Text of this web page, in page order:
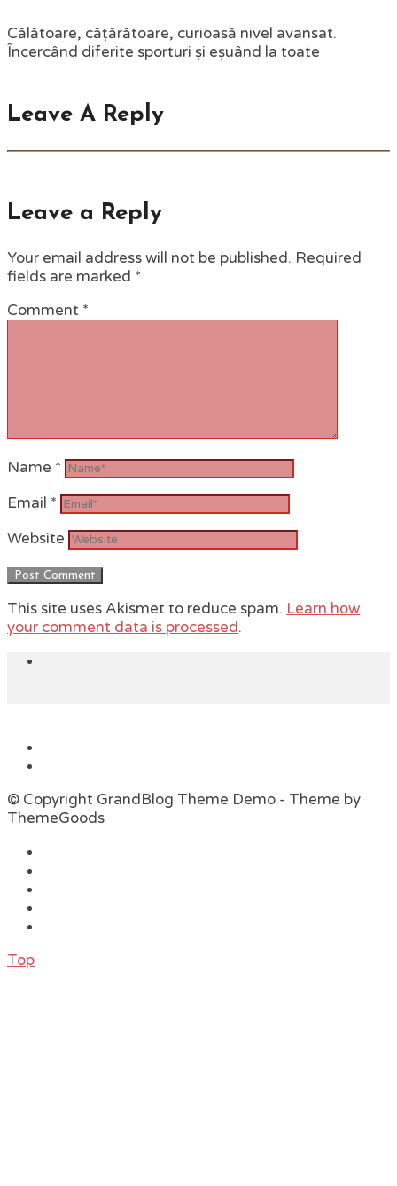
Călătoare, cățărătoare, curioasă nivel avansat.
Încercând diferite sporturi și eșuând la toate
Leave A Reply
Leave a Reply
Your email address will not be published. Required
fields are marked *
Comment *
Name *
Email *
Website
This site uses Akismet to reduce spam. Learn how
your comment data is processed.
© Copyright GrandBlog Theme Demo - Theme by
ThemeGoods
Top